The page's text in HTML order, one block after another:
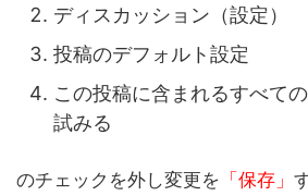
ディスカッション（設定）
投稿のデフォルト設定
この投稿に含まれるすべて
試みる
のチェックを外し変更を 「保存」